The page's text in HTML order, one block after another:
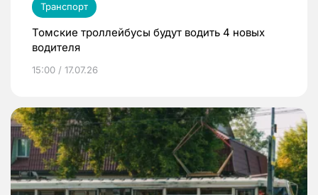
Транспорт
Томские троллейбусы будут водить 4 новых
водителя
15:00 / 17.07.26